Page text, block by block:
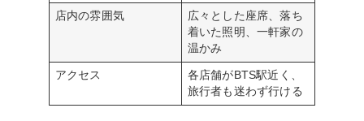
店内の雰囲気
広々とした座席、落ち
着いた照明、一軒家の
温かみ
アクセス
各店舗がBTS駅近く、
旅行者も迷わず行ける